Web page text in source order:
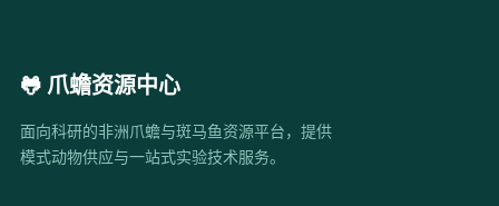
🐸 爪蟾资源中心
面向科研的非洲爪蟾与斑马鱼资源平台，提供
模式动物供应与一站式实验技术服务。